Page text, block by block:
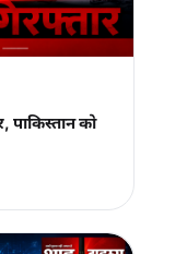
को